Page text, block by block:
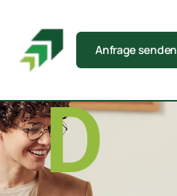
Anfrage senden
D